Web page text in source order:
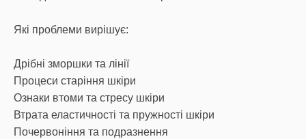
Які проблеми вирішує:
Дрібні зморшки та лінії
Процеси старіння шкіри
Ознаки втоми та стресу шкіри
Втрата еластичності та пружності шкіри
Почервоніння та подразнення